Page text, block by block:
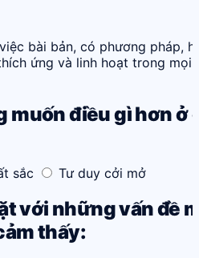
bài bản, có phương pháp,
ứng và linh hoạt trong mọi
muốn điều gì hơn ở
sắc Tư duy cởi mở
với những vấn đề
thấy: